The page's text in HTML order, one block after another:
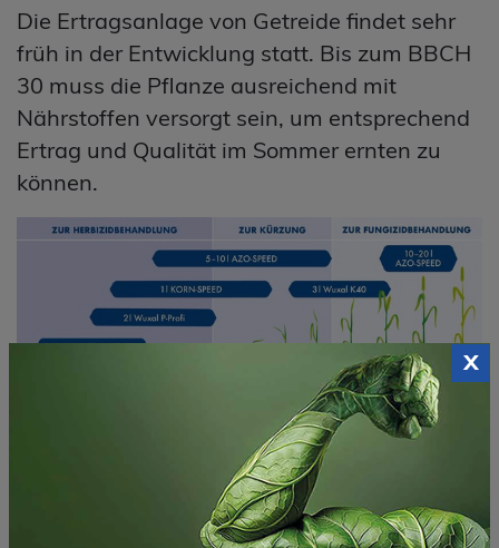
Die Ertragsanlage von Getreide findet sehr
früh in der Entwicklung statt. Bis zum BBCH
30 muss die Pflanze ausreichend mit
Nährstoffen versorgt sein, um entsprechend
Ertrag und Qualität im Sommer ernten zu
können.
x